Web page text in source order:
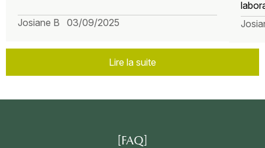
Josiane B 03/09/2025
Lire la suite
[FAQ]